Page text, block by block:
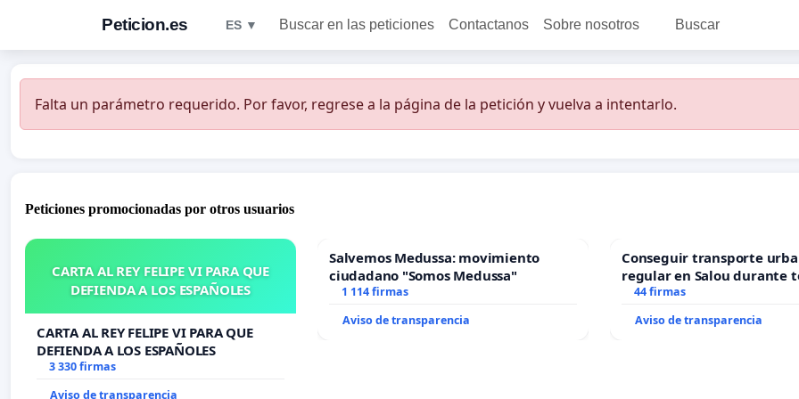
Peticion.es ES ▼ Buscar en las peticiones Contactanos Sobre nosotros Buscar
Falta un parámetro requerido. Por favor, regrese a la página de la petición y vuelva a intentarlo.
Peticiones promocionadas por otros usuarios
CARTA AL REY FELIPE VI PARA QUE
DEFIENDA A LOS ESPAÑOLES
CARTA AL REY FELIPE VI PARA QUE
DEFIENDA A LOS ESPAÑOLES
3 330 firmas
Aviso de transparencia
Salvemos Medussa: movimiento
ciudadano "Somos Medussa"
1 114 firmas
Aviso de transparencia
Conseguir transporte
regular en Salou durante
44 firmas
Aviso de transparencia